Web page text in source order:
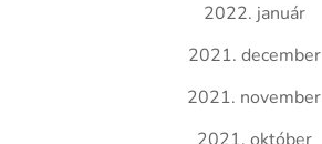
2022. január
2021. december
2021. november